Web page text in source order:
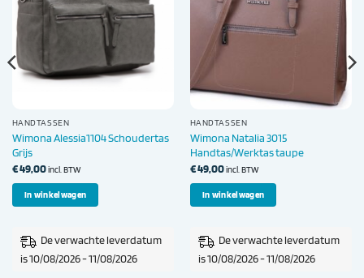
HANDTASSEN
Wimona Alessia1104 Schoudertas
Grijs
€49,00incl. BTW
In winkelwagen
De verwachte leverdatum
is 10/08/2026 - 11/08/2026
HANDTASSEN
Wimona Natalia 3015
Handtas/Werktas taupe
€49,00incl. BTW
In winkelwagen
De verwachte leverdatum
is 10/08/2026 - 11/08/2026